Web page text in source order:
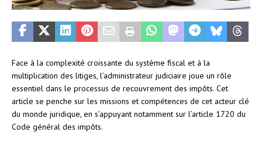
Face à la complexité croissante du système fiscal et à la
multiplication des litiges, l’administrateur judiciaire joue un rôle
essentiel dans le processus de recouvrement des impôts. Cet
article se penche sur les missions et compétences de cet acteur clé
du monde juridique, en s’appuyant notamment sur l’article 1720 du
Code général des impôts.